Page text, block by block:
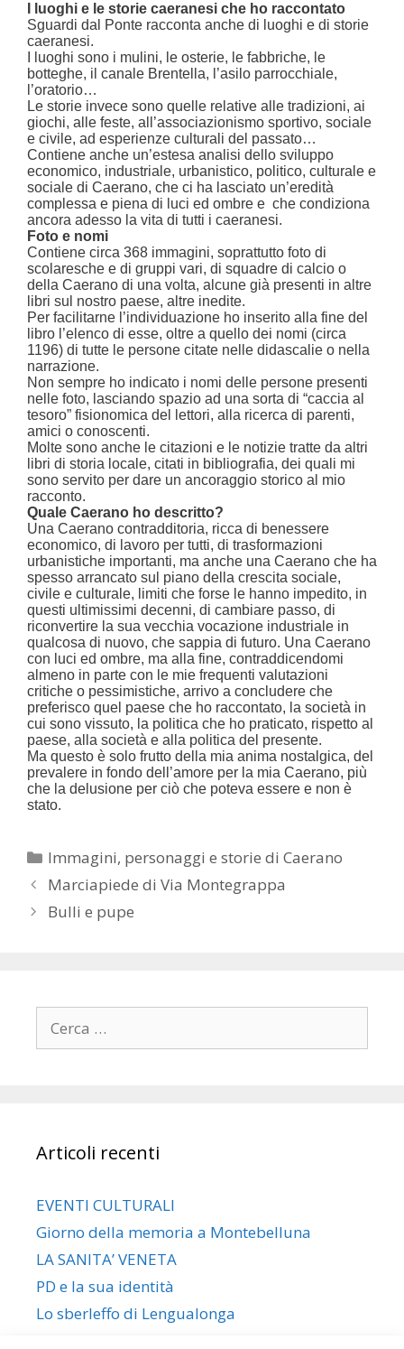
I luoghi e le storie caeranesi che ho raccontato
Sguardi dal Ponte racconta anche di luoghi e di storie
caeranesi.
I luoghi sono i mulini, le osterie, le fabbriche, le
botteghe, il canale Brentella, l’asilo parrocchiale,
l’oratorio…
Le storie invece sono quelle relative alle tradizioni, ai
giochi, alle feste, all’associazionismo sportivo, sociale
e civile, ad esperienze culturali del passato…
Contiene anche un’estesa analisi dello sviluppo
economico, industriale, urbanistico, politico, culturale e
sociale di Caerano, che ci ha lasciato un’eredità
complessa e piena di luci ed ombre e che condiziona
ancora adesso la vita di tutti i caeranesi.
Foto e nomi
Contiene circa 368 immagini, soprattutto foto di
scolaresche e di gruppi vari, di squadre di calcio o
della Caerano di una volta, alcune già presenti in altre
libri sul nostro paese, altre inedite.
Per facilitarne l’individuazione ho inserito alla fine del
libro l’elenco di esse, oltre a quello dei nomi (circa
1196) di tutte le persone citate nelle didascalie o nella
narrazione.
Non sempre ho indicato i nomi delle persone presenti
nelle foto, lasciando spazio ad una sorta di “caccia al
tesoro” fisionomica del lettori, alla ricerca di parenti,
amici o conoscenti.
Molte sono anche le citazioni e le notizie tratte da altri
libri di storia locale, citati in bibliografia, dei quali mi
sono servito per dare un ancoraggio storico al mio
racconto.
Quale Caerano ho descritto?
Una Caerano contradditoria, ricca di benessere
economico, di lavoro per tutti, di trasformazioni
urbanistiche importanti, ma anche una Caerano che ha
spesso arrancato sul piano della crescita sociale,
civile e culturale, limiti che forse le hanno impedito, in
questi ultimissimi decenni, di cambiare passo, di
riconvertire la sua vecchia vocazione industriale in
qualcosa di nuovo, che sappia di futuro. Una Caerano
con luci ed ombre, ma alla fine, contraddicendomi
almeno in parte con le mie frequenti valutazioni
critiche o pessimistiche, arrivo a concludere che
preferisco quel paese che ho raccontato, la società in
cui sono vissuto, la politica che ho praticato, rispetto al
paese, alla società e alla politica del presente.
Ma questo è solo frutto della mia anima nostalgica, del
prevalere in fondo dell’amore per la mia Caerano, più
che la delusione per ciò che poteva essere e non è
stato.
Categorie
Immagini, personaggi e storie di Caerano
Marciapiede di Via Montegrappa
Bulli e pupe
per:
Articoli recenti
EVENTI CULTURALI
Giorno della memoria a Montebelluna
LA SANITA’ VENETA
PD e la sua identità
Lo sberleffo di Lengualonga